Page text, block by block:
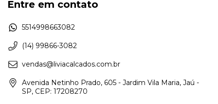
Entre em contato
5514998663082
(14) 99866-3082
vendas@liviacalcados.com.br
Avenida Netinho Prado, 605 - Jardim Vila Maria, Jaú -
SP, CEP: 17208270